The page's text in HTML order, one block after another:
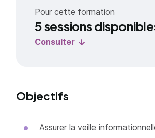
Pour cette formation
5 sessions
Consulter
Objectifs
Assurer la veille